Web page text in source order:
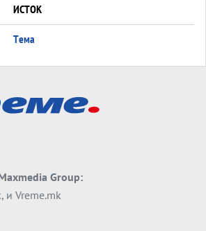
ИСТОК
Tема
поле?
Тема
Заборавете ги премиерите, ОВА СЕ
Приватни факултети - ОД ПРЕСТИЖ
НЕКОГАШ ДЕНЕС ДО ФАБРИКИ ЗА
Group:
, и Vreme.mk